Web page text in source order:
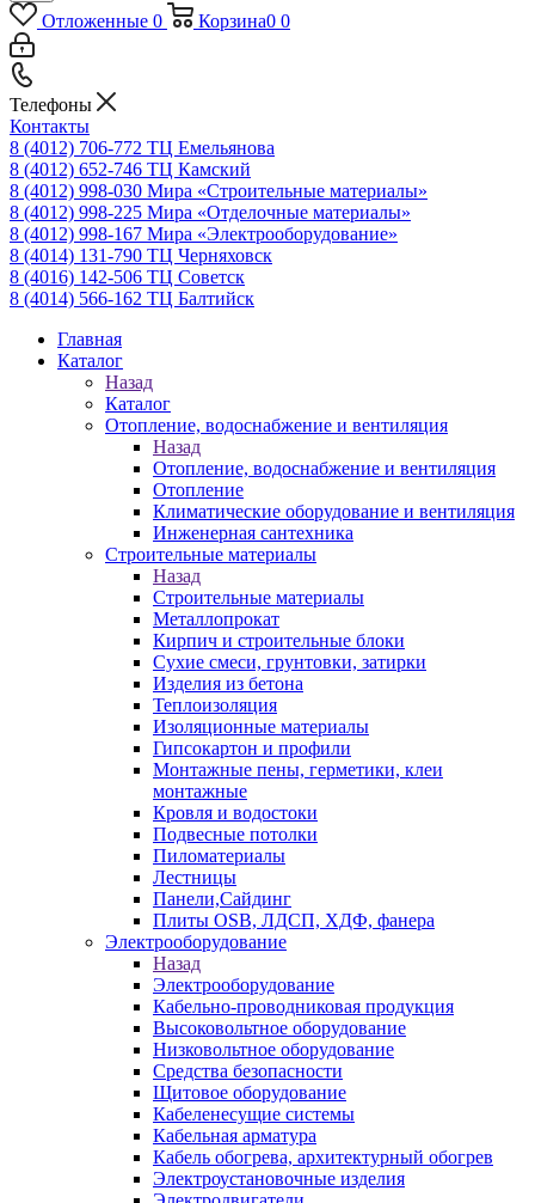
Отложенные 0 Корзина0 0
Телефоны
Контакты
8 (4012) 706-772 ТЦ Емельянова
8 (4012) 652-746 ТЦ Камский
8 (4012) 998-030 Мира «Строительные материалы»
8 (4012) 998-225 Мира «Отделочные материалы»
8 (4012) 998-167 Мира «Электрооборудование»
8 (4014) 131-790 ТЦ Черняховск
8 (4016) 142-506 ТЦ Советск
8 (4014) 566-162 ТЦ Балтийск
Главная
Каталог
Назад
Каталог
Отопление, водоснабжение и вентиляция
Назад
Отопление, водоснабжение и вентиляция
Отопление
Климатические оборудование и вентиляция
Инженерная сантехника
Строительные материалы
Назад
Строительные материалы
Металлопрокат
Кирпич и строительные блоки
Сухие смеси, грунтовки, затирки
Изделия из бетона
Теплоизоляция
Изоляционные материалы
Гипсокартон и профили
Монтажные пены, герметики, клеи
монтажные
Кровля и водостоки
Подвесные потолки
Пиломатериалы
Лестницы
Панели,Сайдинг
Плиты OSB, ЛДСП, ХДФ, фанера
Электрооборудование
Назад
Электрооборудование
Кабельно-проводниковая продукция
Высоковольтное оборудование
Низковольтное оборудование
Средства безопасности
Щитовое оборудование
Кабеленесущие системы
Кабельная арматура
Кабель обогрева, архитектурный обогрев
Электроустановочные изделия